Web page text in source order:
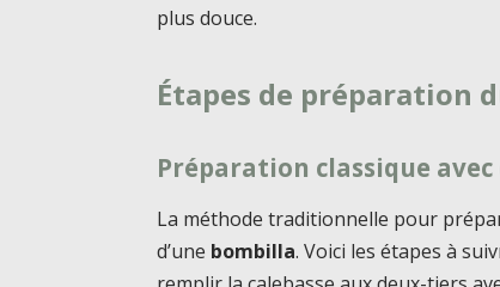
plus douce.
Étapes de préparation
Préparation classique avec
La méthode traditionnelle pour
d’une bombilla. Voici les étapes à